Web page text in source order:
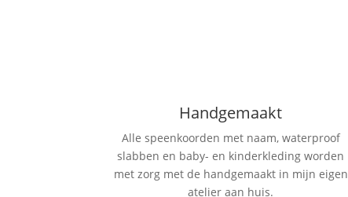
Handgemaakt
Alle speenkoorden met naam, waterproof
slabbenen baby- en kinderkleding worden
met zorg met de handgemaakt in mijn eigen
atelier aan huis.